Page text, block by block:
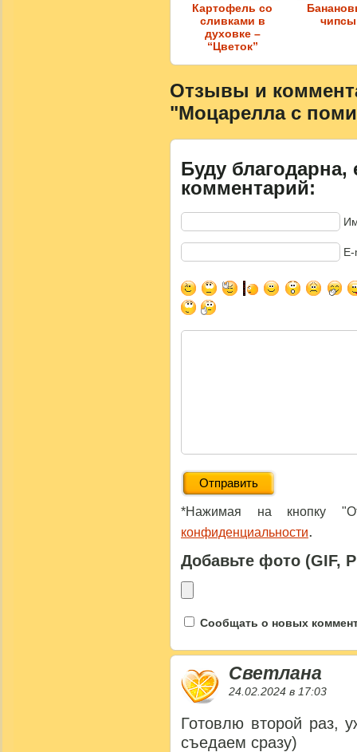
Картофель со
сливками в
духовке –
“Цветок”
чипсы
Отзывы и
"Моцарелла с
Буду благодарна,
комментарий:
*Нажимая на кнопку
конфиденциальности.
Добавьте фото (GIF,
Сообщать о новых
Светлана
24.02.2024 в 17:03
Готовлю второй раз,
съедаем сразу)